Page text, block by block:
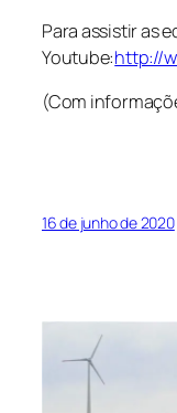
Para assistir as
Youtube:http://
(Com
16 de junho de 2020